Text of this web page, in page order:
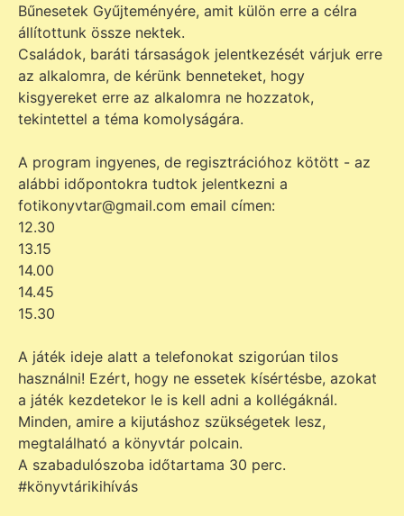
Bűnesetek Gyűjteményére, amit külön erre a célra
állítottunk össze nektek.
Családok, baráti társaságok jelentkezését várjuk erre
az alkalomra, de kérünk benneteket, hogy
kisgyereket erre az alkalomra ne hozzatok,
tekintettel a téma komolyságára.
A program ingyenes, de regisztrációhoz kötött - az
alábbi időpontokra tudtok jelentkezni a
fotikonyvtar@gmail.com email címen:
12.30
13.15
14.00
14.45
15.30
A játék ideje alatt a telefonokat szigorúan tilos
használni! Ezért, hogy ne essetek kísértésbe, azokat
a játék kezdetekor le is kell adni a kollégáknál.
Minden, amire a kijutáshoz szükségetek lesz,
megtalálható a könyvtár polcain.
A szabadulószoba időtartama 30 perc.
#könyvtárikihívás